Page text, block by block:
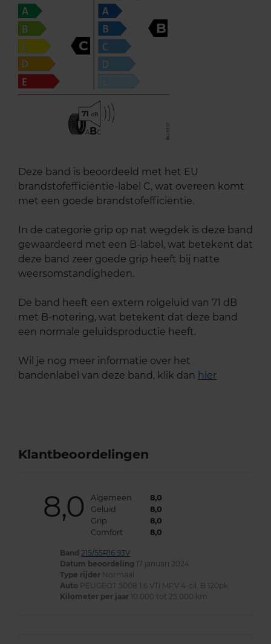
C
B
71
ABC
Deze band is beoordeeld met het EU
brandstofefficiëntie-label C, wat overeen komt
met een goede brandstofefficiëntie.
In de categorie grip op nat wegdek is deze band
gewaardeerd met een B-label, wat betekent dat
deze band zeer goede grip heeft bij natte
weersomstandigheden.
De band heeft een extern rolgeluid van 71 dB
met B-notering, wat betekent dat deze band
een normale geluidsproductie heeft.
Wil je nog meer informatie over het
bandenlabel van deze band, klik dan hier
Klantbeoordelingen
8,0 Algemeen
8,0
Geluid
8,0
Grip
8,0
Comfort
8,0
Band 215/55R16 93V
Datum beoordeling 17 januari 2024
Type rijder Normaal
Auto PEUGEOT 5008 1.6 VTi MPV 4-cil. B 120pk
Kilometer per jaar 10.000 tot 25.000 km